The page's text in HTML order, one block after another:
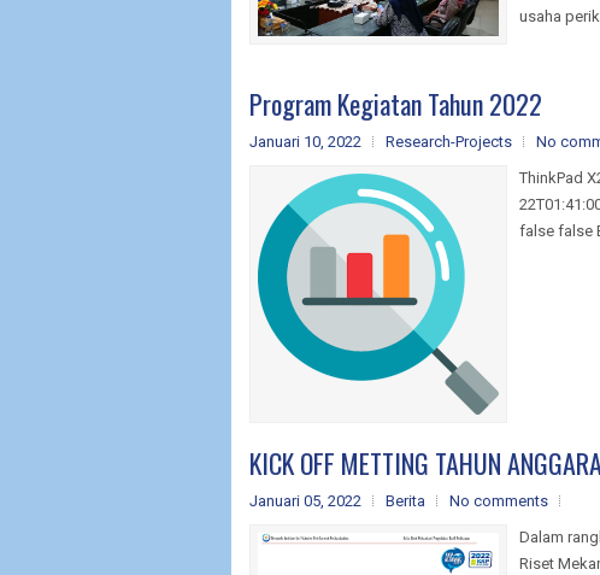
usaha
Program Kegiatan Tahun 2022
Januari 10, 2022 Research-Projects
No
ThinkPad
false false
KICK OFF METTING TAHUN
Januari 05, 2022 Berita
No comments
Dalam
Riset